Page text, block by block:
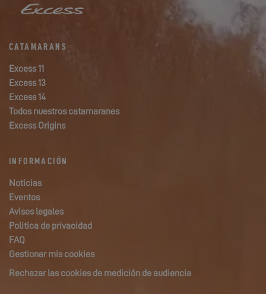
CATAMARANS
Excess 11
Excess 13
Excess 14
Todos nuestros catamaranes
Excess Origins
INFORMACIÓN
Noticias
Eventos
Avisos legales
Politica de privacidad
FAQ
Gestionar mis cookies
Rechazar las cookies de medición de audiencia